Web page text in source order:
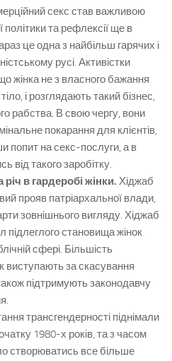
секс став важливою
та рефлексії ще в
це одна з найбільш гарячих і
русі. Активістки
жінка не з власного бажання
і розглядають такий бізнес,
рабства. В свою чергу, вони
покарання для клієнтів,
попит на секс-послуги, а в
від такого заробітку.
в гардеробі жінки. Хіджаб
прояв патріархальної влади,
зовнішнього вигляду. Хіджаб
підлеглого становища жінок
сфері. Більшість
виступають за скасування
підтримують законодавчу
трансгендерності піднімали
1980-х років, та з часом
створюватись все більше